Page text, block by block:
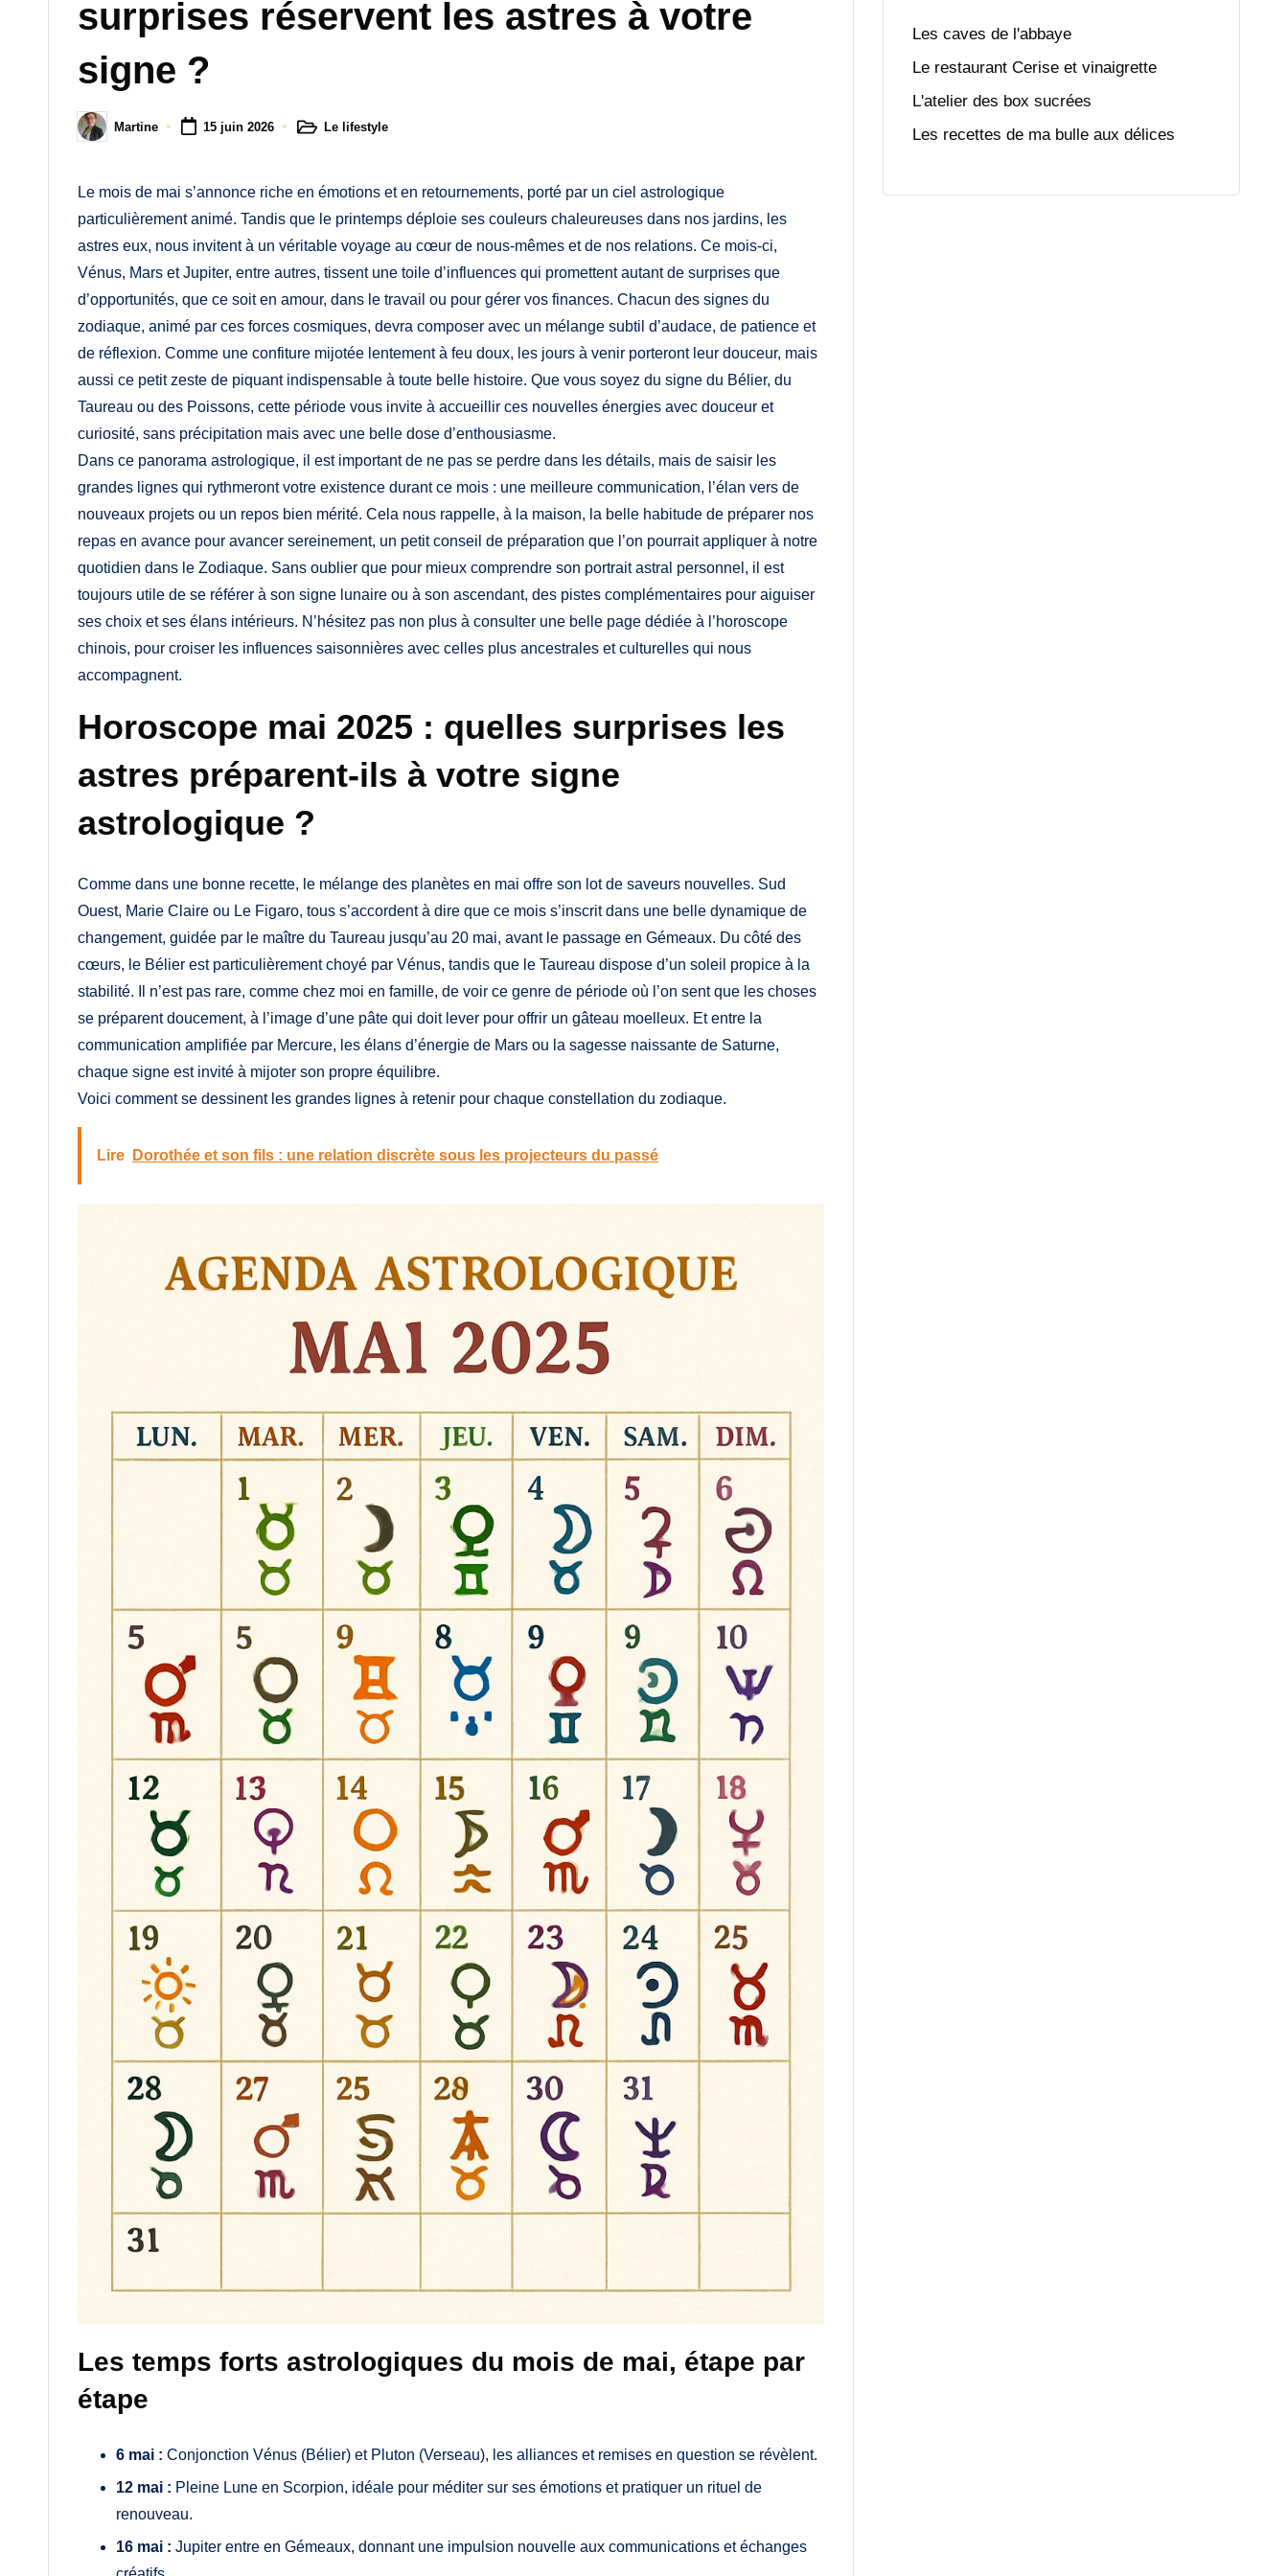
surprises réservent les astres à votre
signe ?
PostedMartine 15 juin 2026
PostedLe lifestyle
Le mois de mai s’annonce riche en émotions et en retournements, porté par un ciel astrologique
particulièrement animé. Tandis que le printemps déploie ses couleurs chaleureuses dans nos jardins, les
astres eux, nous invitent à un véritable voyage au cœur de nous-mêmes et de nos relations. Ce mois-ci,
Vénus, Mars et Jupiter, entre autres, tissent une toile d’influences qui promettent autant de surprises que
d’opportunités, que ce soit en amour, dans le travail ou pour gérer vos finances. Chacun des signes du
zodiaque, animé par ces forces cosmiques, devra composer avec un mélange subtil d’audace, de patience et
de réflexion. Comme une confiture mijotée lentement à feu doux, les jours à venir porteront leur douceur, mais
aussi ce petit zeste de piquant indispensable à toute belle histoire. Que vous soyez du signe du Bélier, du
Taureau ou des Poissons, cette période vous invite à accueillir ces nouvelles énergies avec douceur et
curiosité, sans précipitation mais avec une belle dose d’enthousiasme.
Dans ce panorama astrologique, il est important de ne pas se perdre dans les détails, mais de saisir les
grandes lignes qui rythmeront votre existence durant ce mois : une meilleure communication, l’élan vers de
nouveaux projets ou un repos bien mérité. Cela nous rappelle, à la maison, la belle habitude de préparer nos
repas en avance pour avancer sereinement, un petit conseil de préparation que l’on pourrait appliquer à notre
quotidien dans le Zodiaque. Sans oublier que pour mieux comprendre son portrait astral personnel, il est
toujours utile de se référer à son signe lunaire ou à son ascendant, des pistes complémentaires pour aiguiser
ses choix et ses élans intérieurs. N’hésitez pas non plus à consulter une belle page dédiée à l’horoscope
chinois, pour croiser les influences saisonnières avec celles plus ancestrales et culturelles qui nous
accompagnent.
Horoscope mai 2025 : quelles surprises les
astres préparent-ils à votre signe
astrologique ?
Comme dans une bonne recette, le mélange des planètes en mai offre son lot de saveurs nouvelles. Sud
Ouest, Marie Claire ou Le Figaro, tous s’accordent à dire que ce mois s’inscrit dans une belle dynamique de
changement, guidée par le maître du Taureau jusqu’au 20 mai, avant le passage en Gémeaux. Du côté des
cœurs, le Bélier est particulièrement choyé par Vénus, tandis que le Taureau dispose d’un soleil propice à la
stabilité. Il n’est pas rare, comme chez moi en famille, de voir ce genre de période où l’on sent que les choses
se préparent doucement, à l’image d’une pâte qui doit lever pour offrir un gâteau moelleux. Et entre la
communication amplifiée par Mercure, les élans d’énergie de Mars ou la sagesse naissante de Saturne,
chaque signe est invité à mijoter son propre équilibre.
Voici comment se dessinent les grandes lignes à retenir pour chaque constellation du zodiaque.
Lire Dorothée et son fils : une relation discrète sous les projecteurs du passé
Les temps forts astrologiques du mois de mai, étape par
étape
6 mai : Conjonction Vénus (Bélier) et Pluton (Verseau), les alliances et remises en question se révèlent.
12 mai : Pleine Lune en Scorpion, idéale pour méditer sur ses émotions et pratiquer un rituel de
renouveau.
16 mai : Jupiter entre en Gémeaux, donnant une impulsion nouvelle aux communications et échanges
Les caves de l'abbaye
Le restaurant Cerise et vinaigrette
L'atelier des box sucrées
Les recettes de ma bulle aux délices